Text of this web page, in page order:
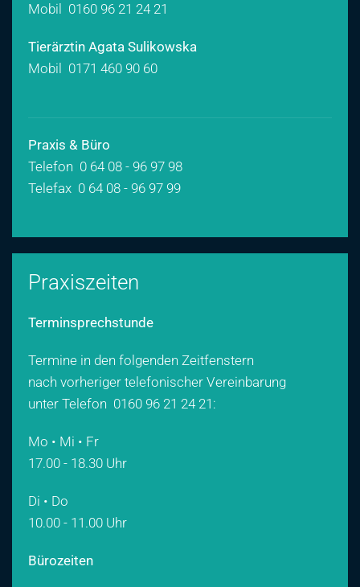
Mobil 0160 96 21 24 21
Tierärztin Agata Sulikowska
Mobil 0171 460 90 60
Praxis & Büro
Telefon 0 64 08 - 96 97 98
Telefax 0 64 08 - 96 97 99
Praxiszeiten
Terminsprechstunde
Termine in den folgenden Zeitfenstern
nach vorheriger telefonischer Vereinbarung
unter Telefon 0160 96 21 24 21 :
Mo • Mi • Fr
17.00 - 18.30 Uhr
Di • Do
10.00 - 11.00 Uhr
Bürozeiten